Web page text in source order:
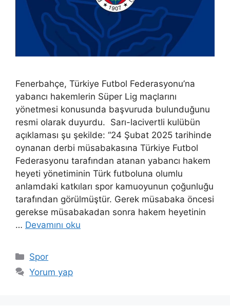
Fenerbahçe, Türkiye Futbol Federasyonu’na
yabancı hakemlerin Süper Lig maçlarını
yönetmesi konusunda başvuruda bulunduğunu
resmi olarak duyurdu. Sarı-lacivertli kulübün
açıklaması şu şekilde: “24 Şubat 2025 tarihinde
oynanan derbi müsabakasına Türkiye Futbol
Federasyonu tarafından atanan yabancı hakem
heyeti yönetiminin Türk futboluna olumlu
anlamdaki katkıları spor kamuoyunun çoğunluğu
tarafından görülmüştür. Gerek müsabaka öncesi
gerekse müsabakadan sonra hakem heyetinin
… Devamını oku
Kategoriler
Spor
Yorum yap